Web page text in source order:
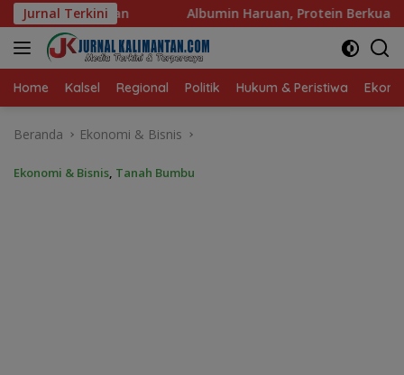
Langsung
ke
konten
Jurnal Terkini
Haruan, Protein Berkualitas untuk Hidup Sehat
Home Kalsel Regional Politik Hukum & Peristiwa
Beranda Ekonomi & Bisnis
Ekonomi & Bisnis, Tanah Bumbu